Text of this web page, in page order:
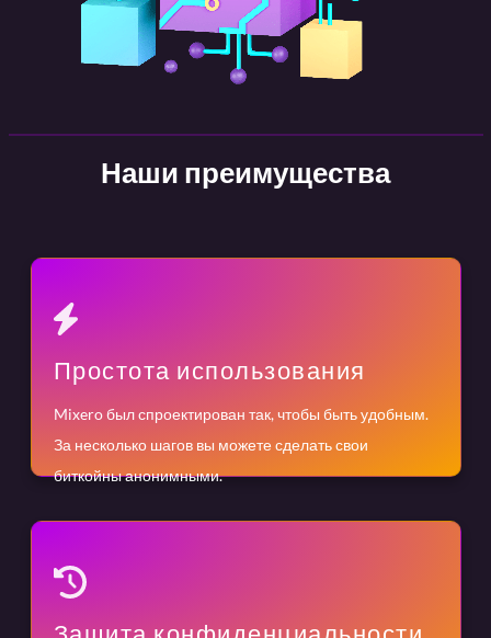
Наши преимущества
Простота использования
Mixero был спроектирован так, чтобы быть удобным.
За несколько шагов вы можете сделать свои
биткойны анонимными.